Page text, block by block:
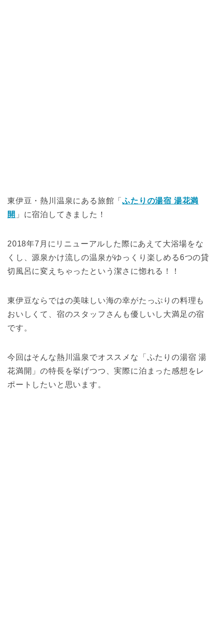
東伊豆・熱川温泉にある旅館「ふたりの湯宿 湯花満
開 」に宿泊してきました！
2018年7月にリニューアルした際にあえて大浴場をな
くし、源泉かけ流しの温泉がゆっくり楽しめる6つの貸
切風呂に変えちゃったという潔さに惚れる！！
東伊豆ならではの美味しい海の幸がたっぷりの料理も
おいしくて、宿のスタッフさんも優しいし大満足の宿
です。
今回はそんな熱川温泉でオススメな「ふたりの湯宿 湯
花満開」の特長を挙げつつ、実際に泊まった感想をレ
ポートしたいと思います。